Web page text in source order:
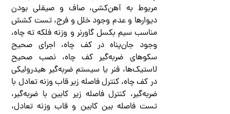
مربوط به آهن‌کشی، صاف و صیقلی بودن
دیوارها و عدم وجود خلل و فرج، تست کشش
مناسب سیم بکسل گاورنر و وزنه فلکه ته چاه،
وجود جان‌پناه در کف چاه، اجرای صحیح
سکوهای ضربه‌گیر کف چاه، نصب صحیح
لاستیک‌ها، فنر یا سیستم ضربه‌گیر هیدرولیکی
در کف چاه، کنترل فاصله زیر قاب وزنه تعادل با
ضربه‌گیر، کنترل فاصله زیر کابین با ضربه‌گیر،
تست فاصله بین کابین و قاب وزنه تعادل،